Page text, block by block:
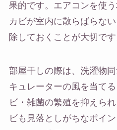
果的です。エアコンを使
カビが室内に散らばらな
除しておくことが大切です
部屋干しの際は、洗濯物
キュレーターの風を当て
ビ・雑菌の繁殖を抑えら
ビも見落としがちなポイ